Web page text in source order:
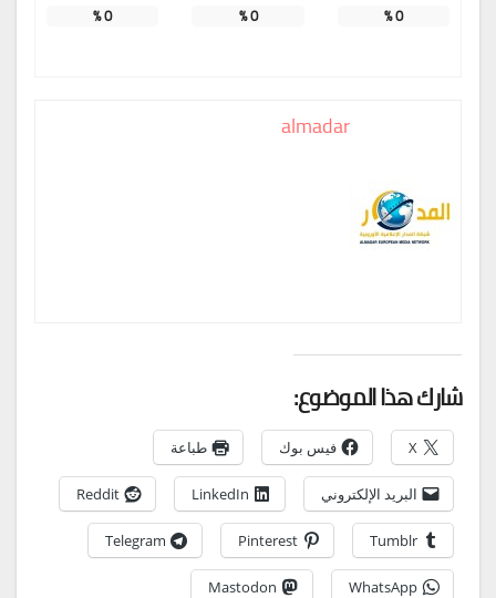
0
%
0
%
0
%
almadar
شارك هذا الموضوع:
X فيس بوك طباعة
البريد الإلكتروني LinkedIn
Reddit
Tumblr
Pinterest
Telegram
WhatsApp
Mastodon